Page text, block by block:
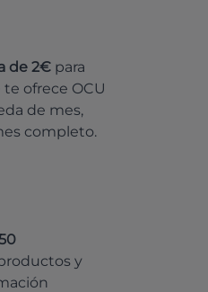
de 2€ para
ofrece OCU
de mes,
completo.
y